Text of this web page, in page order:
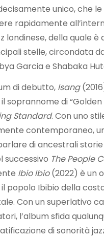
unico, che
rapidamente
londinese, della quale è
stelle, circondata
Garcia e Shabaka
di debutto, Isang
soprannome di “Golden
Standard. Con uno
contemporaneo,
di ancestrali storie
successivo The People
Ibio Ibio(2022) è un
popolo Ibibio della
Con un superlativo
l’album sfida
di sonorità